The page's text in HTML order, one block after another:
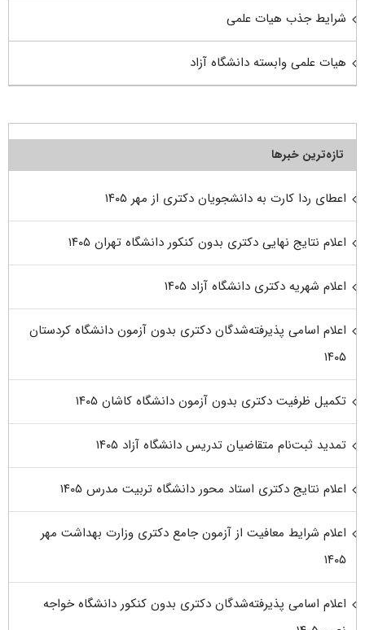
شرایط جذب هیات علمی
هیات علمی وابسته دانشگاه آزاد
تازه‌ترین خبرها
اعطای ردا کارت به دانشجویان دکتری از مهر ۱۴۰۵
اعلام نتایج نهایی دکتری بدون کنکور دانشگاه تهران ۱۴۰۵
اعلام شهریه دکتری دانشگاه آزاد ۱۴۰۵
اعلام اسامی پذیرفته‌شدگان دکتری بدون آزمون دانشگاه کردستان
۱۴۰۵
تکمیل ظرفیت دکتری بدون آزمون دانشگاه کاشان ۱۴۰۵
تمدید ثبت‌نام متقاضیان تدریس دانشگاه آزاد ۱۴۰۵
اعلام نتایج دکتری استاد محور دانشگاه تربیت مدرس ۱۴۰۵
اعلام شرایط معافیت از آزمون جامع دکتری وزارت بهداشت مهر
۱۴۰۵
اعلام اسامی پذیرفته‌شدگان دکتری بدون کنکور دانشگاه خواجه